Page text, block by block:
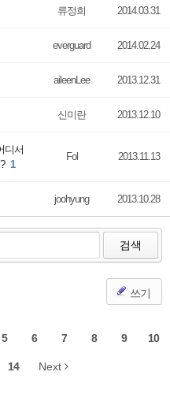
류정희 2014.03.31
everguard 2014.02.24
aileenLee 2013.12.31
신미란 2013.12.10
디서
1
Fol 2013.11.13
joohyung 2013.10.28
검색
쓰기
5 6 7 8 9 10
14 Next